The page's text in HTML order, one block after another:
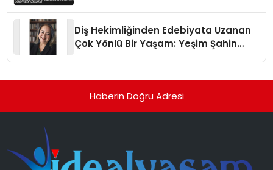
Diş Hekimliğinden Edebiyata Uzanan
Çok Yönlü Bir Yaşam: Yeşim Şahin
Haberin Doğru Adresi